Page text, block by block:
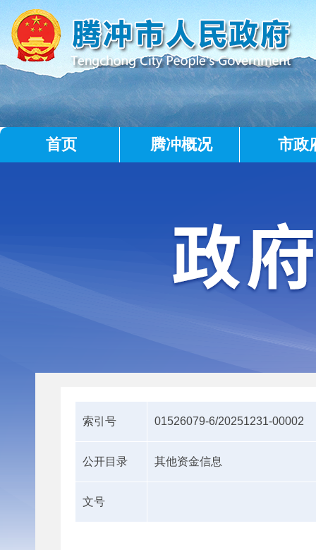
首页 腾冲概况 市政
索引号 01526079-6/20251231-00002
公开目录 其他资金信息
文号